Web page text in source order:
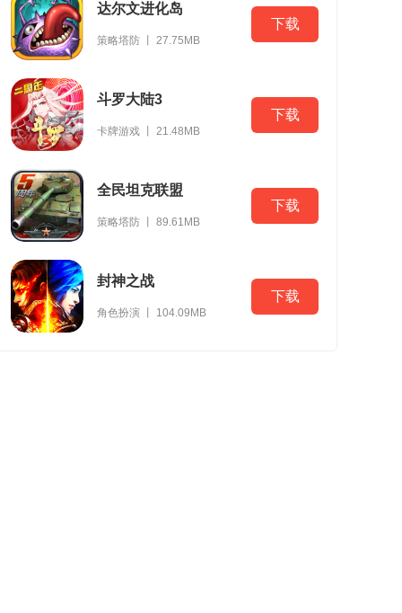
达尔文进化岛
策略塔防 丨 27.75MB
下载
斗罗大陆3
卡牌游戏 丨 21.48MB
下载
全民坦克联盟
策略塔防 丨 89.61MB
下载
封神之战
角色扮演 丨 104.09MB
下载